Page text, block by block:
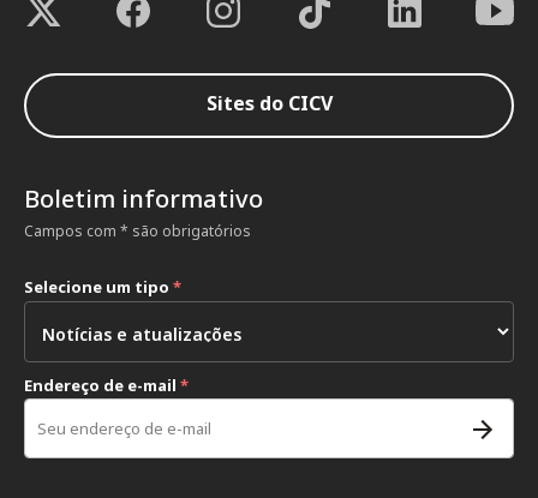
Sites do CICV
Boletim informativo
Campos com * são obrigatórios
Selecione um tipo *
Endereço de e-mail *